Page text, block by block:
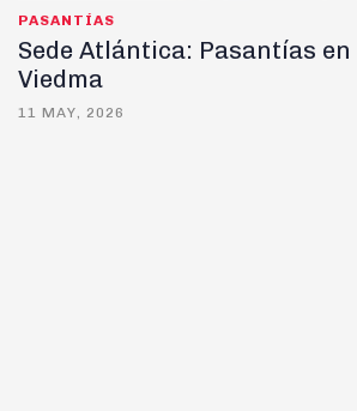
PASANTÍAS
Sede Atlántica: Pasantías
Viedma
11 MAY, 2026